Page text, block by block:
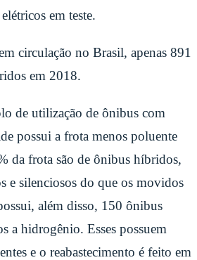
em teste.
circulação no Brasil, apenas 891
em 2018.
de utilização de ônibus com
possui a frota menos poluente
da frota são de ônibus híbridos,
e silenciosos do que os movidos
além disso, 150 ônibus
a hidrogênio. Esses possuem
e o reabastecimento é feito em